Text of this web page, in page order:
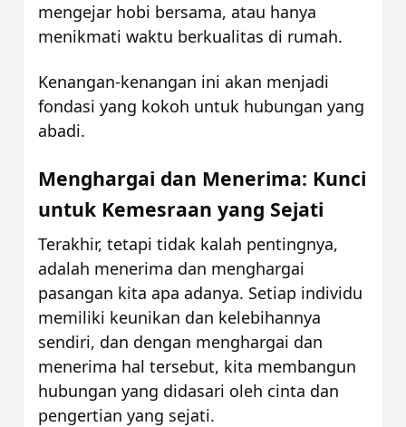
mengejar hobi bersama, atau hanya
menikmati waktu berkualitas di rumah.
Kenangan-kenangan ini akan menjadi
fondasi yang kokoh untuk hubungan yang
abadi.
Menghargai dan Menerima: Kunci
untuk Kemesraan yang Sejati
Terakhir, tetapi tidak kalah pentingnya,
adalah menerima dan menghargai
pasangan kita apa adanya. Setiap individu
memiliki keunikan dan kelebihannya
sendiri, dan dengan menghargai dan
menerima hal tersebut, kita membangun
hubungan yang didasari oleh cinta dan
pengertian yang sejati.